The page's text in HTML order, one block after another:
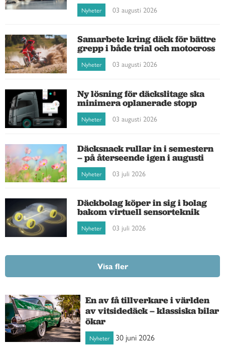
Nyheter 03 augusti 2026
Samarbete kring däck för bättre
grepp i både trial och motocross
Nyheter 03 augusti 2026
Ny lösning för däckslitage ska
minimera oplanerade stopp
Nyheter 03 augusti 2026
Däcksnack rullar in i semestern
– på återseende igen i augusti
Nyheter 03 juli 2026
Däckbolag köper in sig i bolag
bakom virtuell sensorteknik
Nyheter 03 juli 2026
Visa fler
En av få tillverkare i världen
av vitsidedäck – klassiska bilar
ökar
Nyheter 30 juni 2026